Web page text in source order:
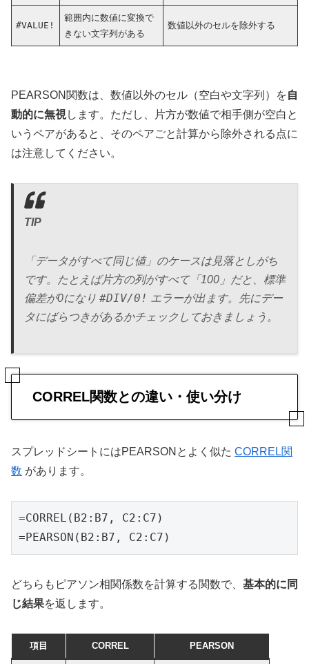
#VALUE!
範囲内に数値に変換で
きない文字列がある
数値以外のセルを除外する
PEARSON関数は、数値以外のセル（空白や文字列）を自
動的に無視します。ただし、片方が数値で相手側が空白と
いうペアがあると、そのペアごと計算から除外される点に
は注意してください。
TIP
「データがすべて同じ値」のケースは見落としがち
です。たとえば片方の列がすべて「100」だと、標準
偏差が0になり #DIV/0! エラーが出ます。先にデー
タにばらつきがあるかチェックしておきましょう。
CORREL関数との違い・使い分け
スプレッドシートにはPEARSONとよく似た CORREL関
数 があります。
=CORREL(B2:B7, C2:C7)
=PEARSON(B2:B7, C2:C7)
どちらもピアソン相関係数を計算する関数で、 基本的に同
じ結果を返します。
項目 CORREL PEARSON